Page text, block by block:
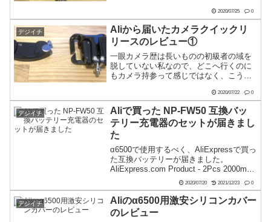
2020/07/25 0
デジイチ
Aliから届いたカメラクイックリ
リースのレビュー①
一眼カメラ歴は長いものの初級者の域を
脱していない私なので、どこへ行くのに
もカメラ持参って感じではなく、こうい
す。というわけで今回ご紹介するのはカ
メラ用クイックリリース。毎度おなじみ
のAliExpressから...
2020/07/22 0
デジイチ
Aliで買った NP-FW50 互換バッ
テリー充電器のセットが届きまし
た
α6500で使用するべく、AliExpressで買っ
た互換バッテリーが届きました。
AliExpress.com Product - 2Pcs 2000mAh
NP-FW50 NP FW50 Camera Battery +
LCD USB ...
2020/07/20 2021/12/23 0
デジイチ
Aliのα6500用激安シリコンカバー
のレビュー